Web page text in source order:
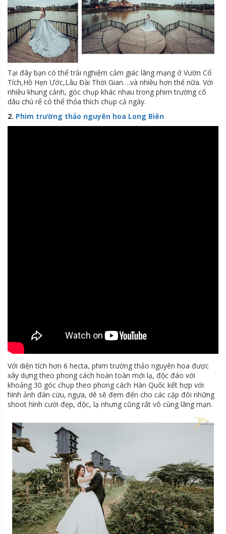
Tại đây bạn có thể trải nghiệm cảm giác lãng mạng ở Vườn Cổ
Tích,Hồ Hẹn Ước,Lâu Đài Thời Gian….và nhiều hơn thế nữa. Với
nhiều khung cảnh, góc chụp khác nhau trong phim trường cô
dâu chú rể có thể thỏa thích chụp cả ngày.
2. Phim trường thảo nguyên hoa Long Biên
Với diện tích hơn 6 hecta, phim trường thảo nguyên hoa được
xây dựng theo phong cách hoàn toàn mới lạ, độc đáo với
khoảng 30 góc chụp theo phong cách Hàn Quốc kết hợp với
hình ảnh đàn cừu, ngựa, dê sẽ đem đến cho các cặp đôi những
shoot hình cưới đẹp, độc, lạ nhưng cũng rất vô cùng lãng mạn.